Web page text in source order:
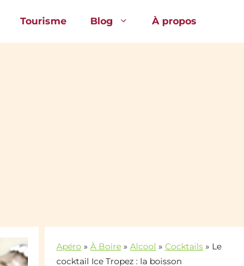
Tourisme Blog À propos
Apéro » À Boire » Alcool » Cocktails » Le
cocktail Ice Tropez : la boisson